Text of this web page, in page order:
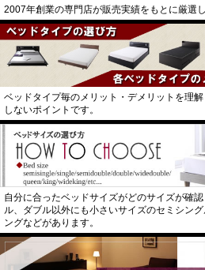
2007年創業の専門店が販売実績をもとに厳選
ベッドタイプ毎のメリット・デメリットを理
しないポイントです。
自分に合ったベッドサイズがどのサイズが確
ル、ダブル以外にも小さいサイズのセミシン
ングなどがあります。